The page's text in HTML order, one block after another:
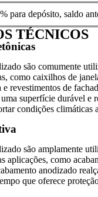
para depósito, saldo
TÉCNICOS
são comumente
como caixilhos de
revestimentos de
superfície durável e
condições climáticas
são amplamente
aplicações, como
anodizado
que oferece